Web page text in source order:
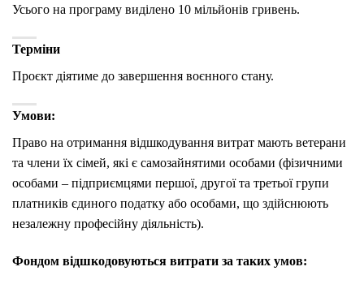
Усього на програму виділено 10 мільйонів гривень.
Терміни
Проєкт діятиме до завершення воєнного стану.
Умови:
Право на отримання відшкодування витрат мають ветерани
та члени їх сімей, які є самозайнятими особами (фізичними
особами – підприємцями першої, другої та третьої групи
платників єдиного податку або особами, що здійснюють
незалежну професійну діяльність).
Фондом відшкодовуються витрати за таких умов: